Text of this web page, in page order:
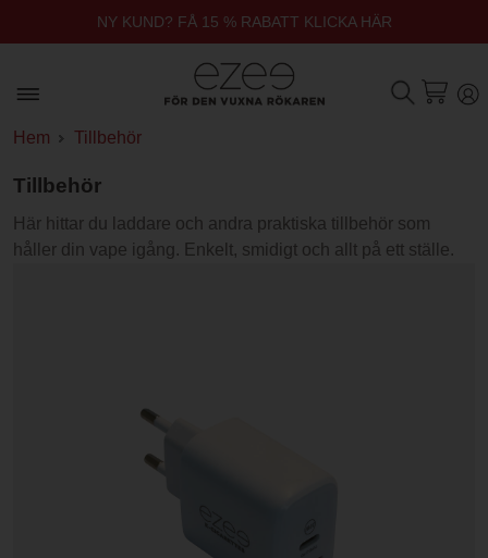
NY KUND? FÅ 15 % RABATT KLICKA HÄR
Hem Tillbehör
Tillbehör
Här hittar du laddare och andra praktiska tillbehör som
håller din vape igång. Enkelt, smidigt och allt på ett ställe.